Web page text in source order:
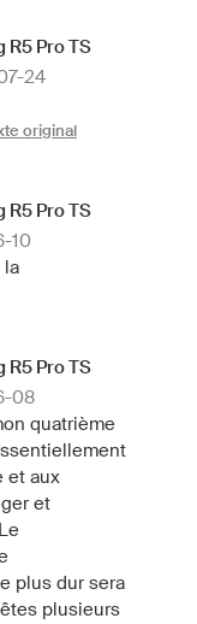
R5 Pro TS
24
original
R5 Pro TS
10
la
R5 Pro TS
08
quatrième
et aux
et
plus dur sera
plusieurs